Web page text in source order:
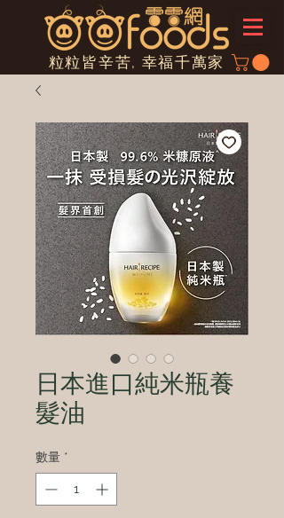
粒粒皆辛苦, 幸福千萬家
日本進口純米瓶養
髮油
數量 *